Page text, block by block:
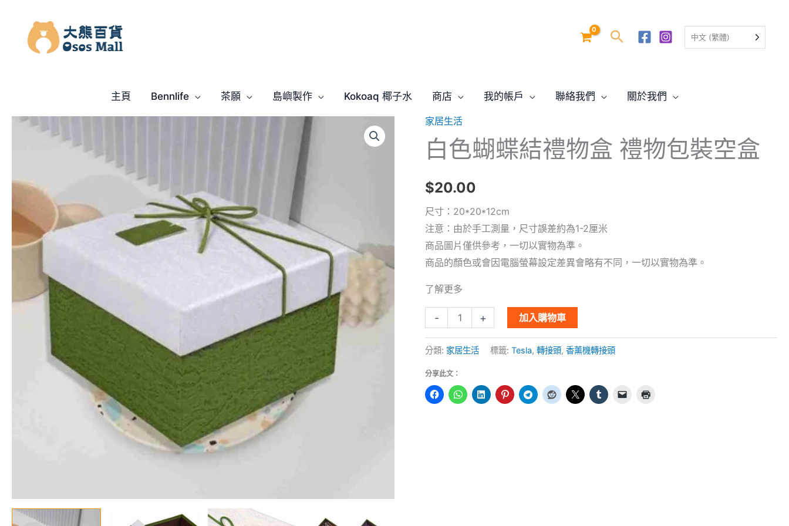
中文 (繁體)
主頁 Bennlife 茶願 島嶼製作 Kokoaq 椰子水 商店 我的帳戶 聯絡我們 關於我們
家居生活
白色蝴蝶結禮物盒 禮物包裝空盒
$20.00
尺寸：20*20*12cm
注意：由於手工測量，尺寸誤差約為1-2厘米
商品圖片僅供參考，一切以實物為準。
商品的顏色或會因電腦螢幕設定差異會略有不同，一切以實物為準。
了解更多
-
白
色
蝴
結
禮
物
盒
禮
包
裝
空
盒
量
+ 加入購物車
分類: 家居生活 標籤:Tesla,轉接頭,香薰機轉接頭
分享此文：